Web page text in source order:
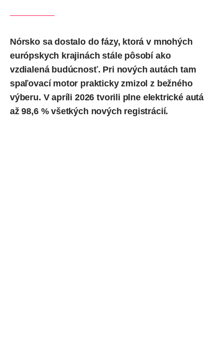
Nórsko sa dostalo do fázy, ktorá v mnohých
európskych krajinách stále pôsobí ako
vzdialená budúcnosť. Pri nových autách tam
spaľovací motor prakticky zmizol z bežného
výberu. V apríli 2026tvorili plne elektrické autá
až 98,6 % všetkých nových registrácií.